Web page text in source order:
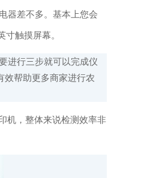
器差不多。基本上您会
触摸屏幕。
进行三步就可以完成仪
效帮助更多商家进行农
机，整体来说检测效率非